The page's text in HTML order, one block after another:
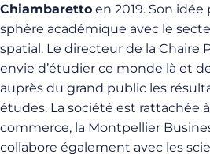
Chiambaretto en 2019. Son idée
sphère académique avec le
spatial. Le directeur de la Chaire
envie d’étudier ce monde là et
auprès du grand public les
études. La société est rattachée
commerce, la Montpellier
collabore également avec les